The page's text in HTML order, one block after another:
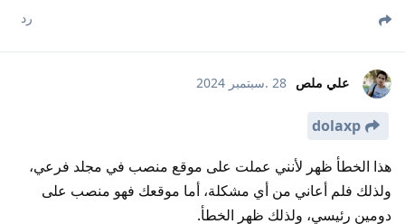
رد
علي ملص 28 .سبتمبر 2024
dolaxp
هذا الخطأ ظهر لأنني عملت على موقع منصب في مجلد فرعي،
ولذلك فلم أعاني من أي مشكلة، أما موقعك فهو منصب على
دومين رئيسي، ولذلك ظهر الخطأ.